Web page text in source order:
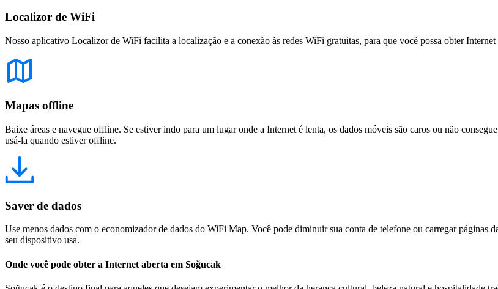
Localizor de WiFi
Nosso aplicativo Localizor de WiFi facilita a localização e a conexão às redes WiFi gratuitas, para que você possa obter
Mapas offline
Baixe áreas e navegue offline. Se estiver indo para um lugar onde a Internet é lenta, os dados móveis são caros ou não
usá-la quando estiver offline.
Saver de dados
Use menos dados com o economizador de dados do WiFi Map. Você pode diminuir sua conta de telefone ou carregar páginas
seu dispositivo usa.
Onde você pode obter a Internet aberta em Soğucak